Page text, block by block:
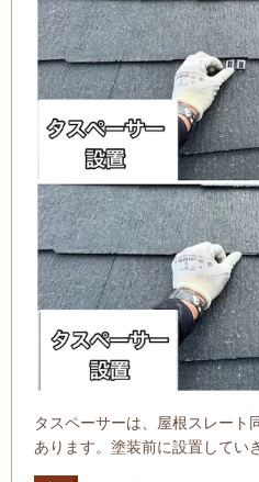
タスペーサーは、屋根スレート
あります。塗装前に設置してい